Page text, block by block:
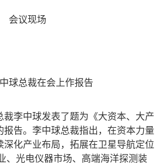
会议现场
球总裁在会上作报告
李中球发表了题为《大资本、大产
报告。李中球总裁指出，在资本力量
深化产业布局，拓展在卫星导航定位
、光电仪器市场、高端海洋探测装